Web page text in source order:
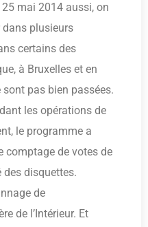
mai 2014 aussi, on
plusieurs
certains des
à Bruxelles et en
pas bien passées.
les opérations de
le programme a
comptage de votes de
des disquettes.
de
de l’Intérieur. Et